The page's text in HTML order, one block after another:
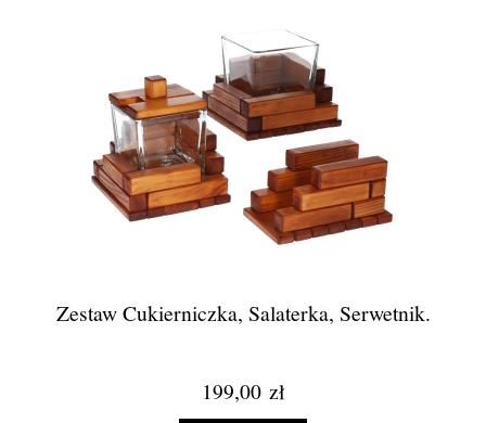
Zestaw Cukierniczka, Salaterka, Serwetnik.
199,00 zł